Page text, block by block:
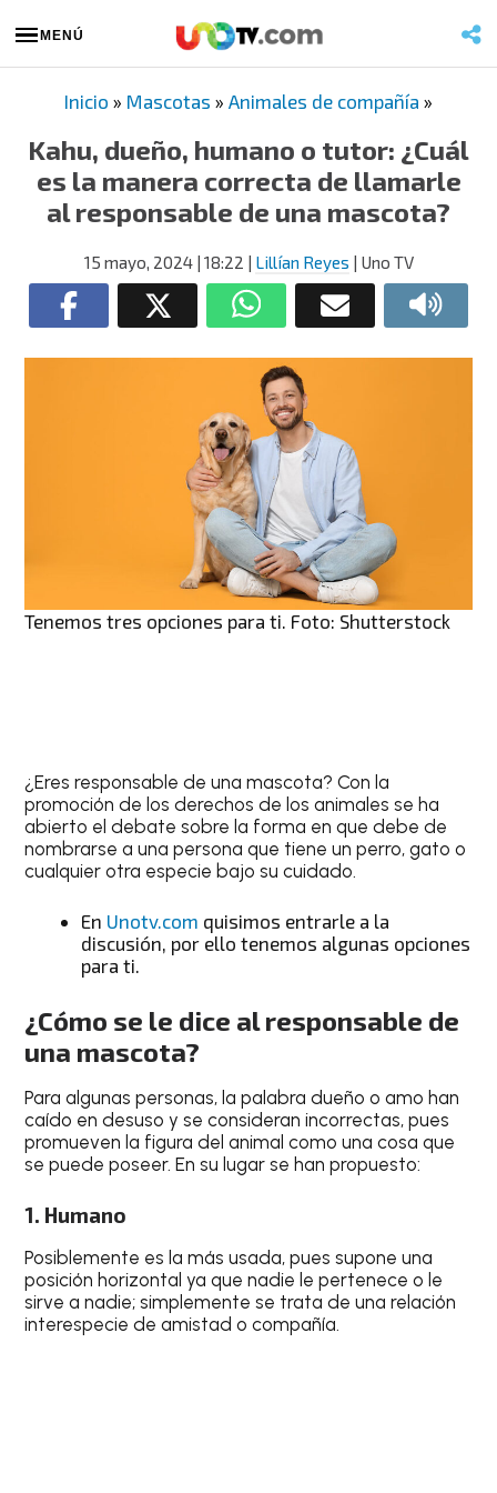
MENÚ
Inicio » Mascotas » Animales de compañía »
Kahu, dueño, humano o tutor: ¿Cuál
es la manera correcta de llamarle
al responsable de una mascota?
15 mayo, 2024| 18:22 | Lillían Reyes | Uno TV
Tenemos tres opciones para ti. Foto: Shutterstock
¿Eres responsable de una mascota? Con la
promoción de los derechos de los animales se ha
abierto el debate sobre la forma en que debe de
nombrarse a una persona que tiene un perro, gato o
cualquier otra especie bajo su cuidado.
En Unotv.com quisimos entrarle a la
discusión, por ello tenemos algunas opciones
para ti.
¿Cómo se le dice al responsable de
una mascota?
Para algunas personas, la palabra dueño o amo han
caído en desuso y se consideran incorrectas, pues
promueven la figura del animal como una cosa que
se puede poseer. En su lugar se han propuesto:
1. Humano
Posiblemente es la más usada, pues supone una
posición horizontal ya que nadie le pertenece o le
sirve a nadie; simplemente se trata de una relación
interespecie de amistad o compañía.